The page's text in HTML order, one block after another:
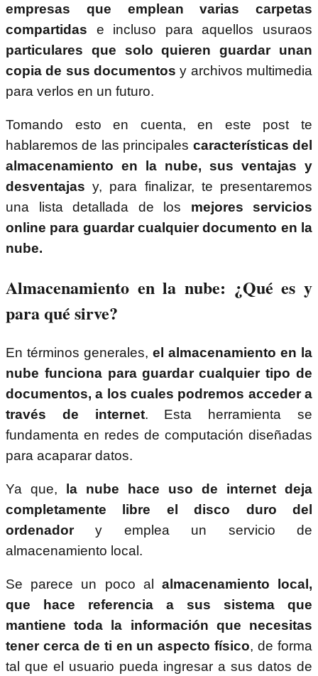
empresas que emplean varias carpetas
compartidas e incluso para aquellos usuraos
particulares que solo quieren guardar unan
copia de sus documentos y archivos multimedia
para verlos en un futuro.
Tomando esto en cuenta, en este post te
hablaremos de las principales características del
almacenamiento en la nube, sus ventajas y
desventajas y, para finalizar, te presentaremos
una lista detallada de los mejores servicios
online para guardar cualquier documento en la
nube.
Almacenamiento en la nube: ¿Qué es y
para qué sirve?
En términos generales, el almacenamiento en la
nube funciona para guardar cualquier tipo de
documentos, a los cuales podremos acceder a
través de internet. Esta herramienta se
fundamenta en redes de computación diseñadas
para acaparar datos.
Ya que,
la nube hace uso de internet deja
completamente libre el disco duro del
ordenadory emplea un servicio de
almacenamiento local.
Se parece un poco al
almacenamiento local,
que hace referencia a sus sistema que
mantiene toda la información que necesitas
tener cerca de ti en un aspecto físico, de forma
tal que el usuario pueda ingresar a sus datos de